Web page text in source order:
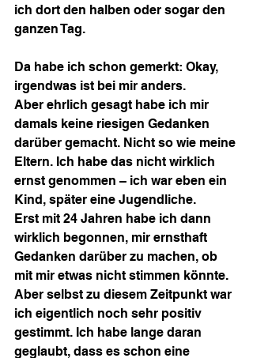
ich dort den halben oder sogar den
ganzen Tag.
Da habe ich schon gemerkt: Okay,
irgendwas ist bei mir anders.
Aber ehrlich gesagt habe ich mir
damals keine riesigen Gedanken
darüber gemacht. Nicht so wie meine
Eltern. Ich habe das nicht wirklich
ernst genommen – ich war eben ein
Kind, später eine Jugendliche.
Erst mit 24 Jahren habe ich dann
wirklich begonnen, mir ernsthaft
Gedanken darüber zu machen, ob
mit mir etwas nicht stimmen könnte.
Aber selbst zu diesem Zeitpunkt war
ich eigentlich noch sehr positiv
gestimmt. Ich habe lange daran
geglaubt, dass es schon eine